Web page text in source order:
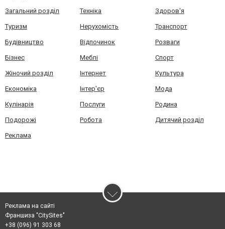
Загальний розділ Техніка Здоров'я
Туризм Нерухомість Транспорт
Будівництво Відпочинок Розваги
Бізнес Меблі Спорт
Жіночий розділ Інтернет Культура
Економіка Інтер'єр Мода
Кулінарія Послуги Родина
Подорожі Робота Дитячий розділ
Реклама
Реклама на сайті
Франшиза "CitySites"
+38 (096) 91 303 68